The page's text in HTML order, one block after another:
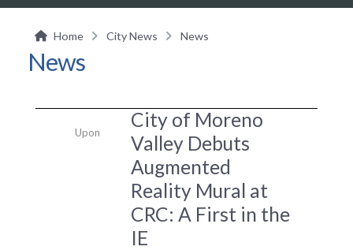
Home City News News
News
City of Moreno
Valley Debuts
Augmented
Reality Mural at
CRC: A First in the
IE
Upon